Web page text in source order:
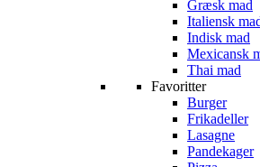
Græsk mad
Italiensk
Indisk mad
Mexicansk
Thai mad
Favoritter
Burger
Frikadeller
Lasagne
Pandekager